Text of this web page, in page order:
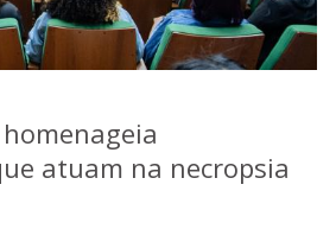
atuam na necropsia